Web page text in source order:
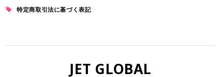
特定商取引法に基づく表記
JET GLOBAL